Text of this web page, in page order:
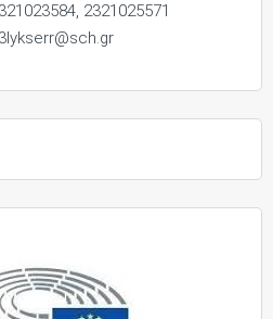
2321025571